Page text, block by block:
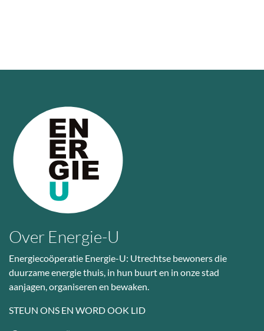
Over Energie-U
Energiecoöperatie Energie-U: Utrechtse bewoners die
duurzame energie thuis, in hun buurt en in onze stad
aanjagen, organiseren en bewaken.
STEUN ONS EN WORD OOK LID